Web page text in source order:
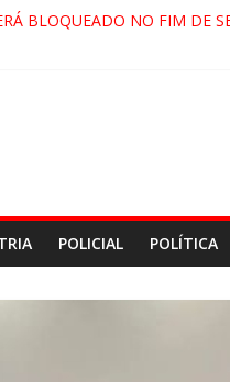
BLOQUEADO NO FIM DE
POLICIAL POLÍTICA